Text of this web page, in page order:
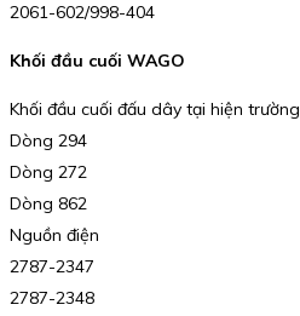
2061-602/998-404
Khối đầu cuối WAGO
Khối đầu cuối đấu dây tại hiện trường
Dòng 294
Dòng 272
Dòng 862
Nguồn điện
2787-2347
2787-2348